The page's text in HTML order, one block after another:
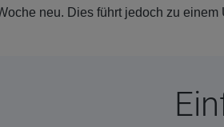
neu. Dies führt jedoch zu